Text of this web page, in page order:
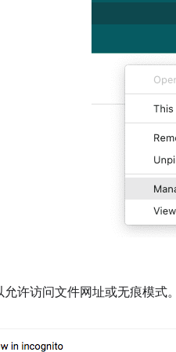
许访问文件网址或无痕模式。